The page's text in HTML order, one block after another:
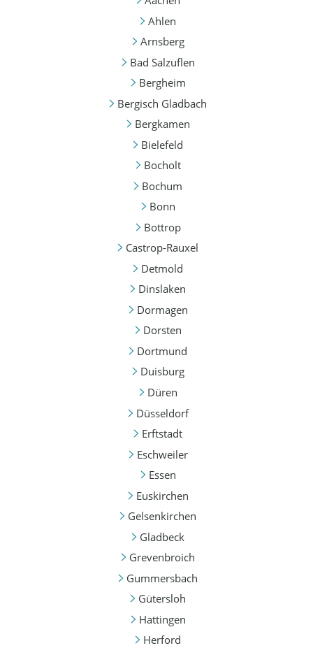
Ahlen
Arnsberg
Bad Salzuflen
Bergheim
Bergisch Gladbach
Bergkamen
Bielefeld
Bocholt
Bochum
Bonn
Bottrop
Castrop-Rauxel
Detmold
Dinslaken
Dormagen
Dorsten
Dortmund
Duisburg
Düren
Düsseldorf
Erftstadt
Eschweiler
Essen
Euskirchen
Gelsenkirchen
Gladbeck
Grevenbroich
Gummersbach
Gütersloh
Hattingen
Herford